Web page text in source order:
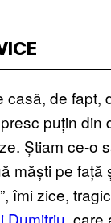
casă, de fapt,
puțin din
Știam ce-o
măști pe față
îmi zice,
Dumitriu, care